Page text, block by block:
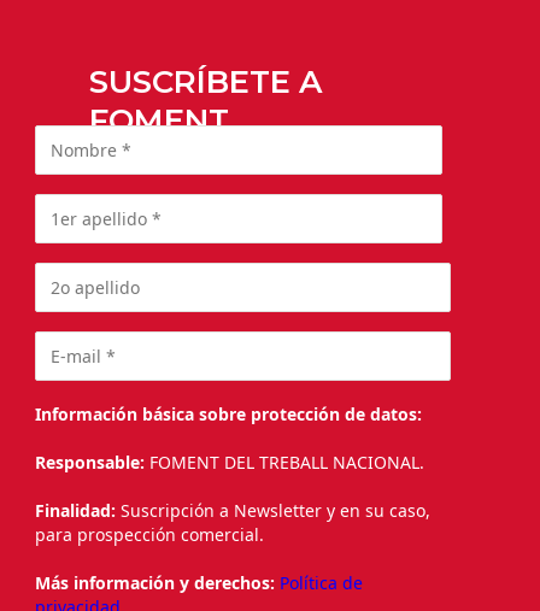
SUSCRÍBETE A
FOMENT
Información básica sobre protección de datos:
Responsable: FOMENT DEL TREBALL NACIONAL.
Finalidad: Suscripción a Newsletter y en su caso,
para prospección comercial.
Más información y derechos: Política de